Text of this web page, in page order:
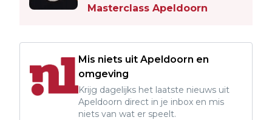
Masterclass Apeldoorn
Mis niets uit Apeldoorn en
omgeving
Krijg dagelijks het laatste nieuws uit
Apeldoorn direct in je inbox en mis
niets van wat er speelt.